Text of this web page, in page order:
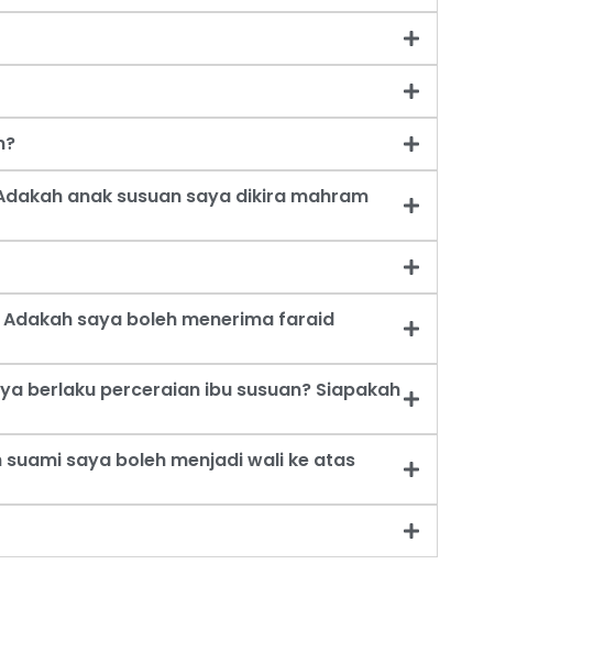
anak susuan saya dikira mahram
saya boleh menerima faraid
berlaku perceraian ibu susuan? Siapakah
saya boleh menjadi wali ke atas